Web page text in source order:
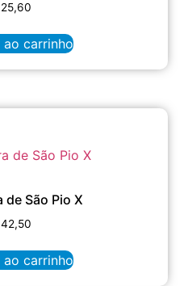
25,60
carrinho
de São Pio X
42,50
carrinho